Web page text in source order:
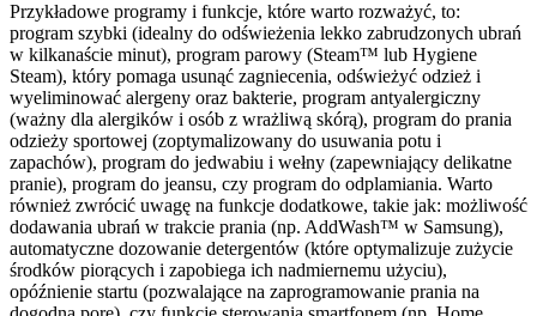
Przykładowe programy i funkcje, które warto rozważyć, to:
program szybki (idealny do odświeżenia lekko zabrudzonych ubrań
w kilkanaście minut), program parowy (Steam™ lub Hygiene
Steam), który pomaga usunąć zagniecenia, odświeżyć odzież i
wyeliminować alergeny oraz bakterie, program antyalergiczny
(ważny dla alergików i osób z wrażliwą skórą), program do prania
odzieży sportowej (zoptymalizowany do usuwania potu i
zapachów), program do jedwabiu i wełny (zapewniający delikatne
pranie), program do jeansu, czy program do odplamiania. Warto
również zwrócić uwagę na funkcje dodatkowe, takie jak: możliwość
dodawania ubrań w trakcie prania (np. AddWash™ w Samsung),
automatyczne dozowanie detergentów (które optymalizuje zużycie
środków piorących i zapobiega ich nadmiernemu użyciu),
opóźnienie startu (pozwalające na zaprogramowanie prania na